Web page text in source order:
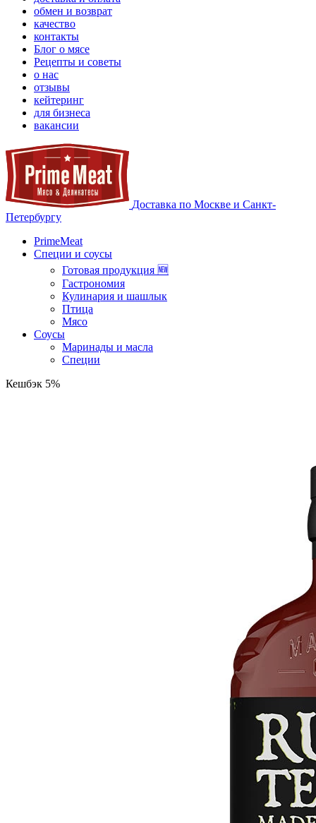
обмен и возврат
качество
контакты
Блог о мясе
Рецепты и советы
о нас
отзывы
кейтеринг
для бизнеса
вакансии
Доставка по Москве и Санкт-
Петербургу
PrimeMeat
Специи и соусы
Готовая продукция 🆕
Гастрономия
Кулинария и шашлык
Птица
Мясо
Соусы
Маринады и масла
Специи
Кешбэк 5%